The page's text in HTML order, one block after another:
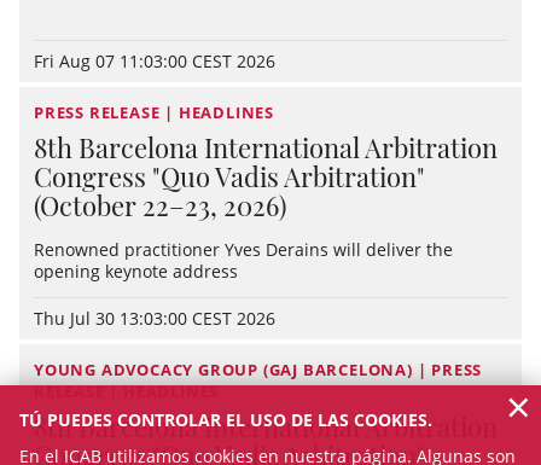
Fri Aug 07 11:03:00 CEST 2026
PRESS RELEASE | HEADLINES
8th Barcelona International Arbitration
Congress "Quo Vadis Arbitration"
(October 22–23, 2026)
Renowned practitioner Yves Derains will deliver the
opening keynote address
Thu Jul 30 13:03:00 CEST 2026
YOUNG ADVOCACY GROUP (GAJ BARCELONA) | PRESS
RELEASE | HEADLINES
8th Barcelona International Arbitration
Congress "Quo Vadis Arbitration"
TÚ PUEDES CONTROLAR EL USO DE LAS COOKIES.
En el ICAB utilizamos cookies en nuestra página. Algunas son
×